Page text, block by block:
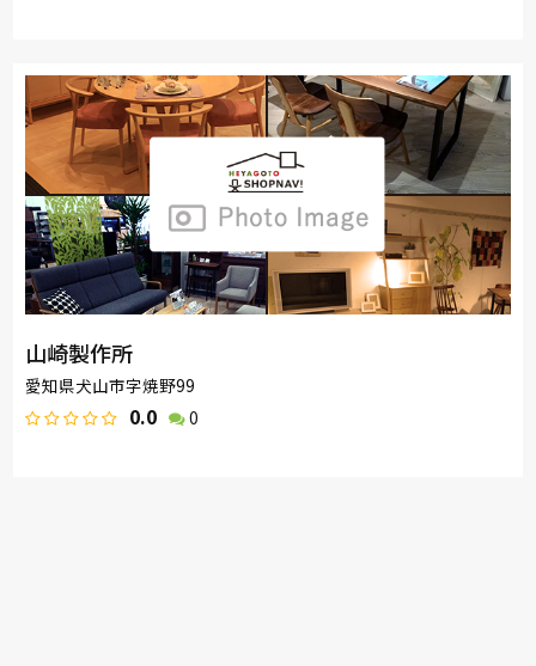
山崎製作所
愛知県犬山市字焼野99
0.0 0